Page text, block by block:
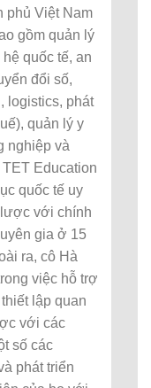
phủ Việt Nam
gồm quản lý
quốc tế, an
đổi số,
logistics, phát
quản lý y
nghiệp và
Education
quốc tế uy
với chính
gia ở 15
ra, cô Hà
việc hỗ trợ
lập quan
với các
số các
phát triển